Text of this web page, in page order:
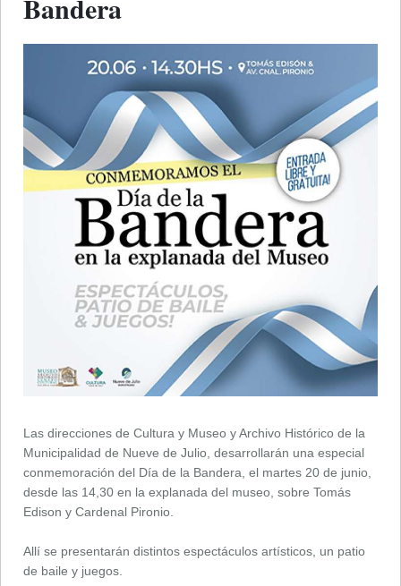
Las direcciones de Cultura y Museo y Archivo Histórico de la
Municipalidad de Nueve de Julio, desarrollarán una especial
conmemoración del Día de la Bandera, el martes 20 de junio,
desde las 14,30 en la explanada del museo, sobre Tomás
Edison y Cardenal Pironio.
Allí se presentarán distintos espectáculos artísticos, un patio
de baile y juegos.